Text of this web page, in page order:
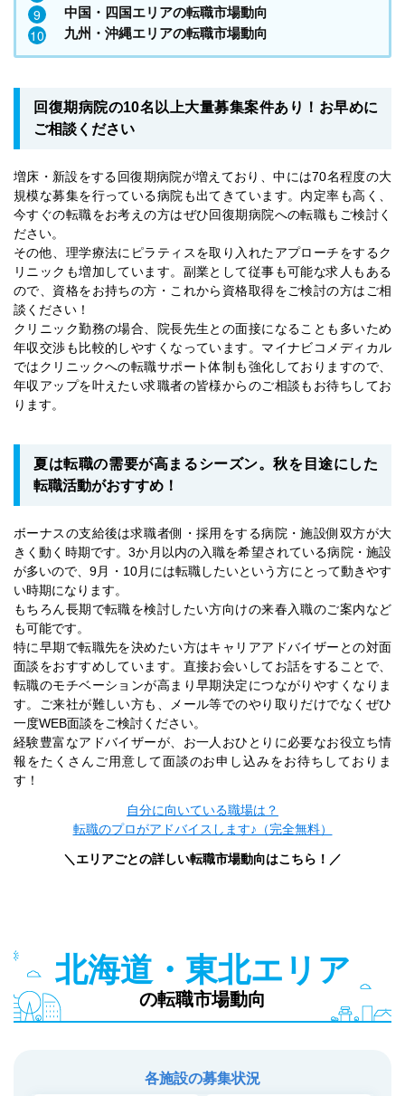
中国・四国エリアの転職市場動向
九州・沖縄エリアの転職市場動向
回復期病院の10名以上大量募集案件あり！お早めに
ご相談ください
増床・新設をする回復期病院が増えており、中には70名程度の大
規模な募集を行っている病院も出てきています。内定率も高く、
今すぐの転職をお考えの方はぜひ回復期病院への転職もご検討く
ださい。
その他、理学療法にピラティスを取り入れたアプローチをするク
リニックも増加しています。副業として従事も可能な求人もある
ので、資格をお持ちの方・これから資格取得をご検討の方はご相
談ください！
クリニック勤務の場合、院長先生との面接になることも多いため
年収交渉も比較的しやすくなっています。マイナビコメディカル
ではクリニックへの転職サポート体制も強化しておりますので、
年収アップを叶えたい求職者の皆様からのご相談もお待ちしてお
ります。
夏は転職の需要が高まるシーズン。秋を目途にした
転職活動がおすすめ！
ボーナスの支給後は求職者側・採用をする病院・施設側双方が大
きく動く時期です。3か月以内の入職を希望されている病院・施設
が多いので、9月・10月には転職したいという方にとって動きやす
い時期になります。
もちろん長期で転職を検討したい方向けの来春入職のご案内など
も可能です。
特に早期で転職先を決めたい方はキャリアアドバイザーとの対面
面談をおすすめしています。直接お会いしてお話をすることで、
転職のモチベーションが高まり早期決定につながりやすくなりま
す。ご来社が難しい方も、メール等でのやり取りだけでなくぜひ
一度WEB面談をご検討ください。
経験豊富なアドバイザーが、お一人おひとりに必要なお役立ち情
報をたくさんご用意して面談のお申し込みをお待ちしておりま
す！
自分に向いている職場は？
転職のプロがアドバイスします♪（完全無料）
＼エリアごとの詳しい転職市場動向はこちら！／
北海道・東北エリア
の転職市場動向
各施設の募集状況